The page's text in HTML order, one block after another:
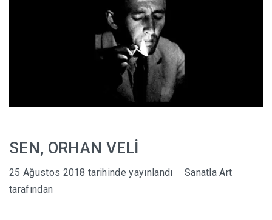
SEN, ORHAN VELİ
25 Ağustos 2018 tarihinde yayınlandı
Sanatla Art
tarafından